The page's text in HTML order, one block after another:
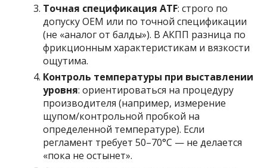
Точная спецификация ATF: строго по
допуску OEM или по точной спецификации
(не «аналог от балды»). В АКПП разница по
фрикционным характеристикам и вязкости
ощутима.
Контроль температуры при выставлении
уровня: ориентироваться на процедуру
производителя (например, измерение
щупом/контрольной пробкой на
определенной температуре). Если
регламент требует 50–70°C — не делается
«пока не остынет».